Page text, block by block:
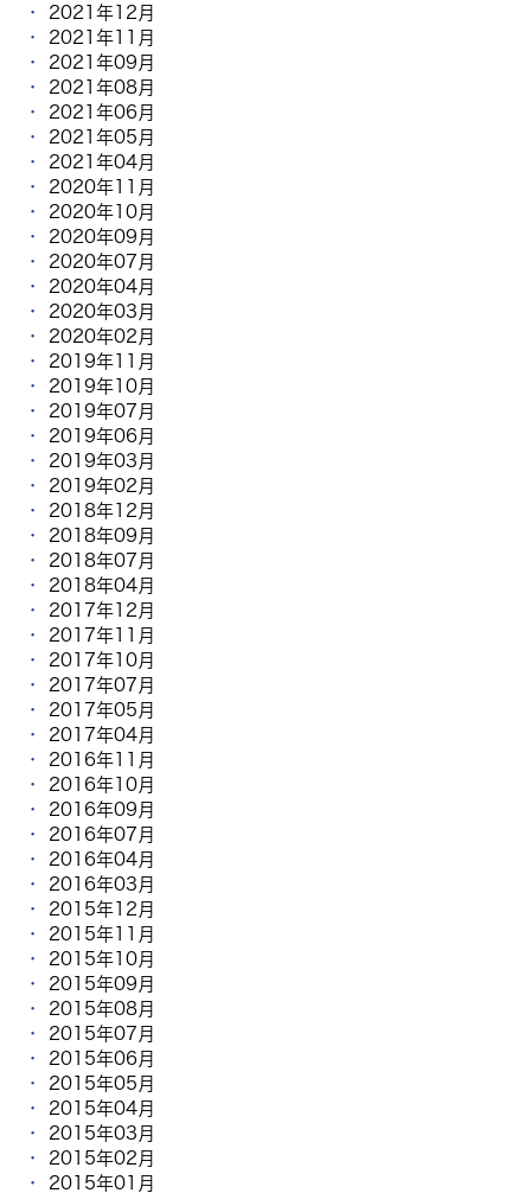
2021年12月
2021年11月
2021年09月
2021年08月
2021年06月
2021年05月
2021年04月
2020年11月
2020年10月
2020年09月
2020年07月
2020年04月
2020年03月
2020年02月
2019年11月
2019年10月
2019年07月
2019年06月
2019年03月
2019年02月
2018年12月
2018年09月
2018年07月
2018年04月
2017年12月
2017年11月
2017年10月
2017年07月
2017年05月
2017年04月
2016年11月
2016年10月
2016年09月
2016年07月
2016年04月
2016年03月
2015年12月
2015年11月
2015年10月
2015年09月
2015年08月
2015年07月
2015年06月
2015年05月
2015年04月
2015年03月
2015年02月
2015年01月